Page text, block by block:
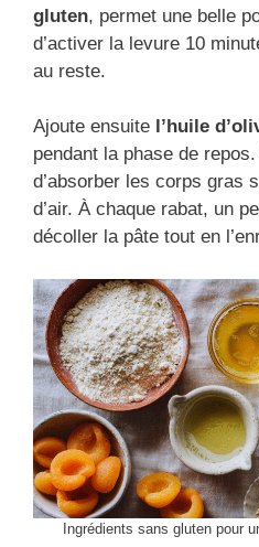
gluten, permet une belle
d’activer la levure 10
au reste.
Ajoute ensuite l’huile
pendant la phase de
d’absorber les corps gras
d’air. À chaque rabat, un
décoller la pâte tout en
Ingrédients sans gluten pour